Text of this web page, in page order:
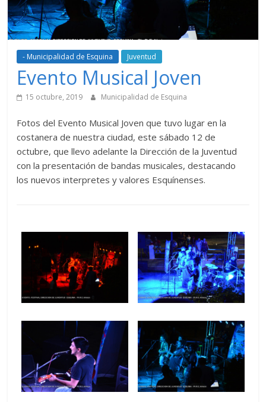
- Municipalidad de Esquina Juventud
Evento Musical Joven
15 octubre, 2019 Municipalidad de Esquina
Fotos del Evento Musical Joven que tuvo lugar en la
costanera de nuestra ciudad, este sábado 12 de
octubre, que llevo adelante la Dirección de la Juventud
con la presentación de bandas musicales, destacando
los nuevos interpretes y valores Esquínenses.